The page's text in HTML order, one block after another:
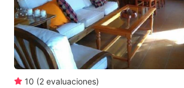
10 (2 evaluaciones)